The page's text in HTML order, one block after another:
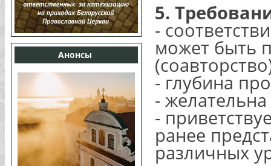
Анонсы
5.
-
может быть
- глубина
-
-
ранее
различных